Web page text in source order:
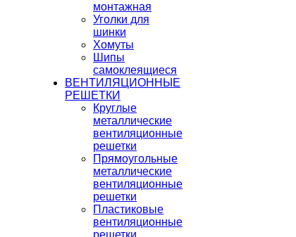
монтажная
Уголки для
шинки
Хомуты
Шипы
самоклеящиеся
ВЕНТИЛЯЦИОННЫЕ
РЕШЕТКИ
Круглые
металлические
вентиляционные
решетки
Прямоугольные
металлические
вентиляционные
решетки
Пластиковые
вентиляционные